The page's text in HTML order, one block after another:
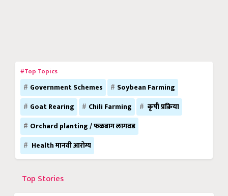
#Top Topics
Government Schemes
Soybean Farming
Goat Rearing
Chili Farming
कृषी प्रक्रिया
Orchard planting / फळबाग लागवड
Health मानवी आरोग्य
Top Stories